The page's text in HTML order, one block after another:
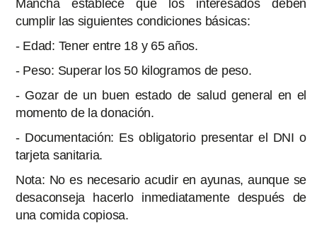
Mancha establece que los interesados deben
cumplir las siguientes condiciones básicas:
- ⁠Edad: Tener entre 18 y 65 años.
- ⁠Peso: Superar los 50 kilogramos de peso.
- ⁠Gozar de un buen estado de salud general en el
momento de la donación.
- ⁠Documentación: Es obligatorio presentar el DNI o
tarjeta sanitaria.
Nota: No es necesario acudir en ayunas, aunque se
desaconseja hacerlo inmediatamente después de
una comida copiosa.